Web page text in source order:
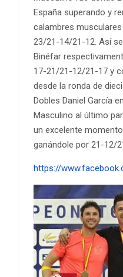
España superando y
calambres
23/21-14/21-12. Así
Binéfar
17-21/21-12/21-17 y
desde la ronda de
Dobles Daniel García
Masculino al último
un excelente
ganándole por 21-12/
https://